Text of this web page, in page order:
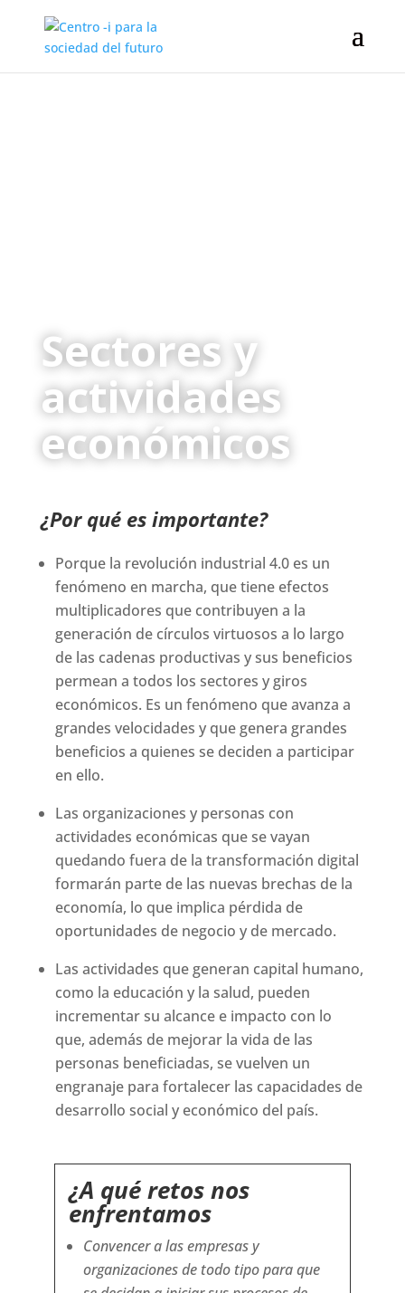
Sectores y
actividades
económicos
¿Por qué es importante?
Porque la revolución industrial 4.0 es un
fenómeno en marcha, que tiene efectos
multiplicadores que contribuyen a la
generación de círculos virtuosos a lo largo
de las cadenas productivas y sus beneficios
permean a todos los sectores y giros
económicos. Es un fenómeno que avanza a
grandes velocidades y que genera grandes
beneficios a quienes se deciden a participar
en ello.
Las organizaciones y personas con
actividades económicas que se vayan
quedando fuera de la transformación digital
formarán parte de las nuevas brechas de la
economía, lo que implica pérdida de
oportunidades de negocio y de mercado.
Las actividades que generan capital humano,
como la educación y la salud, pueden
incrementar su alcance e impacto con lo
que, además de mejorar la vida de las
personas beneficiadas, se vuelven un
engranaje para fortalecer las capacidades de
desarrollo social y económico del país.
¿A qué retos nos
enfrentamos
Convencer a las empresas y
organizaciones de todo tipo para que